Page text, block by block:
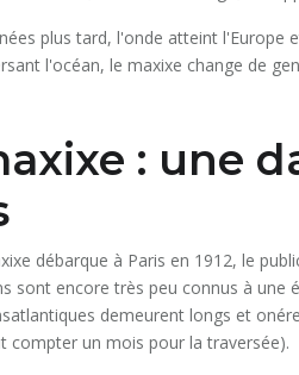
plus tard, l'onde atteint
l'océan, le maxixe change de
: une
débarque à Paris en 1912, le
sont encore très peu connus à une
demeurent longs et
compter un mois pour la traversée).